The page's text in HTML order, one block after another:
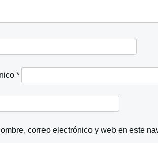
*
correo electrónico y web en este